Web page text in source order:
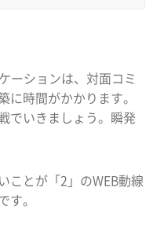
ーションは、対面コミ
に時間がかかります。
でいきましょう。瞬発
ことが「2」のWEB動線
。